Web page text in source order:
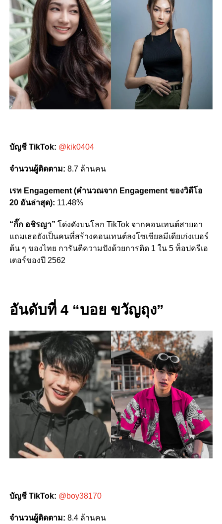
บัญชี TikTok: @kik0404
จำนวนผู้ติดตาม: 8.7 ล้านคน
เรท Engagement (คำนวณจาก Engagement ของวิดีโอ
20 อันล่าสุด): 11.48%
“กิ๊ก อชิรญา” โด่งดังบนโลก TikTok จากคอนเทนต์สายฮา
แถมเธอยังเป็นคนที่สร้างคอนเทนต์ลงโซเชียลมีเดียเก่งเบอร์
ต้น ๆ ของไทย การันตีความปังด้วยการติด 1 ใน 5 ท็อปครีเอ
เตอร์ของปี 2562
อันดับที่ 4 “บอย ขวัญถุง”
บัญชี TikTok: @boy38170
จำนวนผู้ติดตาม: 8.4 ล้านคน